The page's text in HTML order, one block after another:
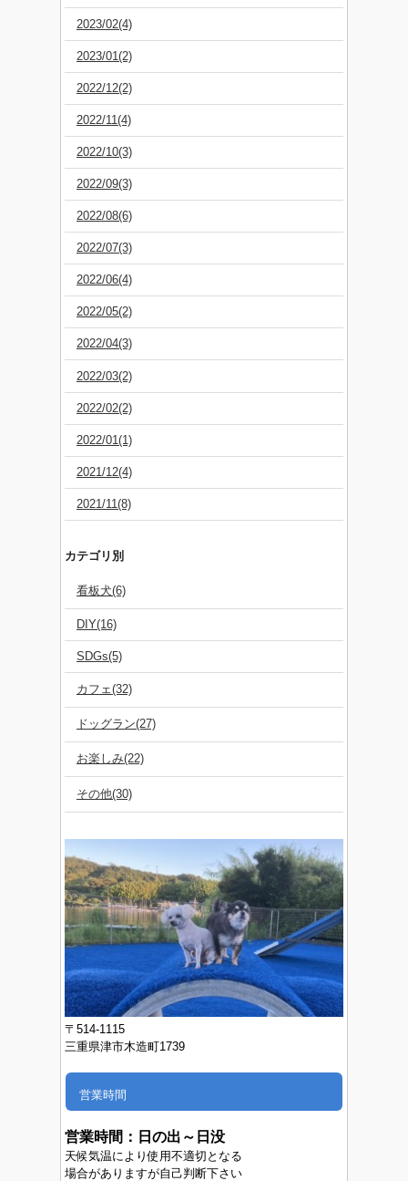
2023/02(4)
2023/01(2)
2022/12(2)
2022/11(4)
2022/10(3)
2022/09(3)
2022/08(6)
2022/07(3)
2022/06(4)
2022/05(2)
2022/04(3)
2022/03(2)
2022/02(2)
2022/01(1)
2021/12(4)
2021/11(8)
カテゴリ別
看板犬(6)
DIY(16)
SDGs(5)
カフェ(32)
ドッグラン(27)
お楽しみ(22)
その他(30)
〒514-1115
三重県津市木造町1739
営業時間
営業時間： 日の出～日没
天候気温により使用不適切となる
場合がありますが自己判断下さい